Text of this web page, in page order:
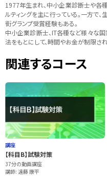
1977年生まれ、中小企業診断士や各
ルティングを主に行っている。一方で
街グランプ受賞経験もある。
中小企業診断士、IT各種など様々な
法をもとにして、時間やお金が制限さ
関連するコース
講座
【科目B】試験対策
37分の動画講座
講師: 遠藤 康平